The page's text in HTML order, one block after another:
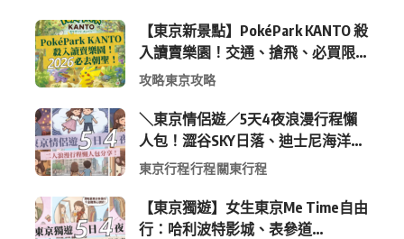
【東京新景點】PokéPark KANTO 殺
入讀賣樂園！交通、搶飛、必買限
定周邊全攻略
攻略東京攻略
＼東京情侶遊／5天4夜浪漫行程懶
人包！澀谷SKY日落、迪士尼海洋、
中目黑高質感咖啡廳全收錄
東京行程行程關東行程
【東京獨遊】女生東京Me Time自由
行：哈利波特影城、表參道